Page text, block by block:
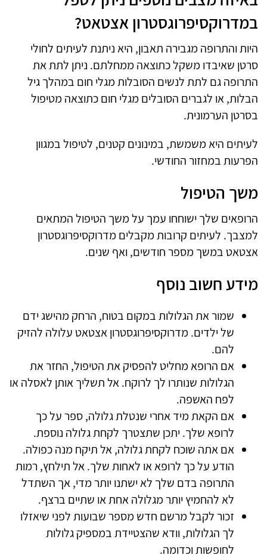
במדרוקסיפרוגסטרון אצטאט?
היות והתרופה מגבירה תאבון, היא ניתנת לעיתים לחולי
סרטן שאיבדו משקל כתוצאה ממחלתם. ניתן לתת את
התרופה גם לתת לנשים הסובלות מגלי חום במהלך גיל
הבלות, או לגברים הסובלים מגלי חום כתוצאה מטיפול
בסרטן הערמונית.
לעיתים היא משמשת, במינונים קטנים, לטיפול במגוון
הפרעות במחזור החודשי.
משך הטיפול
הרופאים שלך ישוחחו עמך על משך הטיפול המתאים
למצבך. לעיתים קרובות מקבלים מדרוקסיפרוגסטרון
אצטאט במשך מספר חודשים, ואף שנים.
מידע חשוב נוסף
שמור את הגלולות במקום בטוח, הרחק מהישג ידם
של ילדים. מדרוקסיפרוגסטרון אצטאט עלולה להזיק
להם.
אם הרופא מחליט להפסיק את הטיפול, החזר את
הגלולות שנותרו לך לרוקח. אל תשליך אותן לאסלה או
לפח האשפה.
אם הקאת מיד אחרי שנטלת גלולה, ספר על כך
לרופא שלך. יתכן שתצטרך לקחת גלולה נוספת.
אם אתה שוכח לקחת גלולה, אל תיקח מנה כפולה.
הודע על כך לרופא או לאחות שלך. אל תילחץ, רמות
התרופה בדם שלך לא ישתנו יותר מדי, אך השתדל
לא להחמיץ יותר מגלולה אחת או שתיים ברצף.
זכור לקבל מרשם חדש מספר שבועות לפני שיאזלו
לך הגלולות, וודא שהצטיידת במספיק גלולות
לחופשות וכדומה.